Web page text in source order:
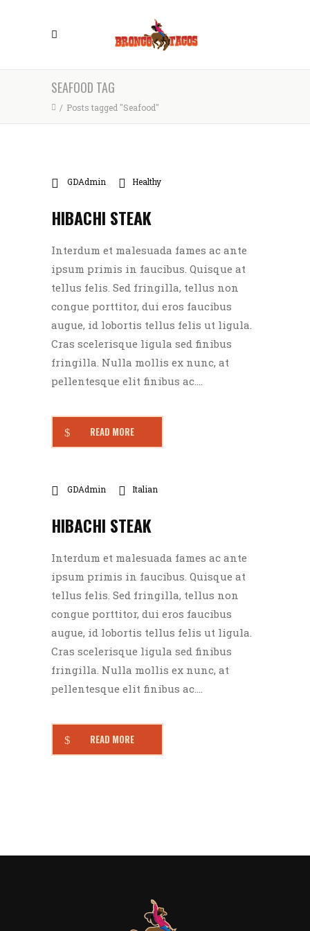
SEAFOOD TAG
/ Posts tagged "Seafood"
GDAdmin Healthy
HIBACHI STEAK
Interdum et malesuada fames ac ante
ipsum primis in faucibus. Quisque at
tellus felis. Sed fringilla, tellus non
congue porttitor, dui eros faucibus
augue, id lobortis tellus felis ut ligula.
Cras scelerisque ligula sed finibus
fringilla. Nulla mollis ex nunc, at
pellentesque elit finibus ac....
READ MORE
GDAdmin Italian
HIBACHI STEAK
Interdum et malesuada fames ac ante
ipsum primis in faucibus. Quisque at
tellus felis. Sed fringilla, tellus non
congue porttitor, dui eros faucibus
augue, id lobortis tellus felis ut ligula.
Cras scelerisque ligula sed finibus
fringilla. Nulla mollis ex nunc, at
pellentesque elit finibus ac....
READ MORE